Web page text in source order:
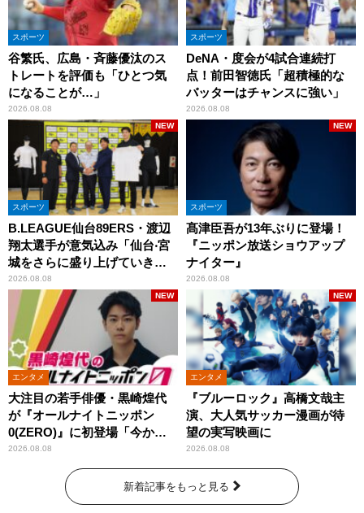
スポーツ
谷繁氏、広島・斉藤優汰のス
トレートを評価も「ひとつ気
になることが…」
2026.08.08
スポーツ
DeNA・度会が4試合連続打
点！前田智徳氏「超積極的な
バッターはチャンスに強い」
2026.08.08
スポーツ
B.LEAGUE仙台89ERS・渡辺
翔太選手が意気込み「仙台‧宮
城をさらに盛り上げていきた
いです」
2026.08.08
NEW
スポーツ
髙津臣吾が13年ぶりに登場！
『ニッポン放送ショウアップ
ナイター』
2026.08.08
NEW
エンタメ
大注目の若手俳優・黒崎煌代
が『オールナイトニッポン
0(ZERO)』に初登場「今から
とてもワクワクしておりま
2026.08.08
NEW
エンタメ
『ブルーロック』高橋文哉主
演、大人気サッカー漫画が待
望の実写映画に
2026.08.08
NEW
新着記事をもっと見る